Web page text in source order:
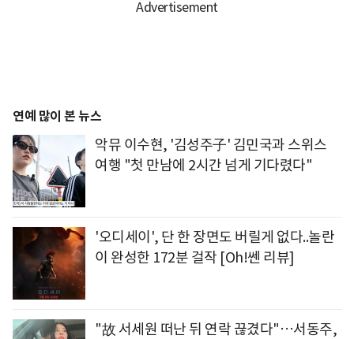
연예 많이 본 뉴스
악뮤 이수현, '김성주子' 김민국과 스위스
여행 "첫 만남에 2시간 넘게 기다렸다"
'오디세이', 단 한 장면도 버릴게 없다..놀란
이 완성한 172분 걸작 [Oh!쎈 리뷰]
"故 서세원 떠난 뒤 연락 끊겼다"…서동주,